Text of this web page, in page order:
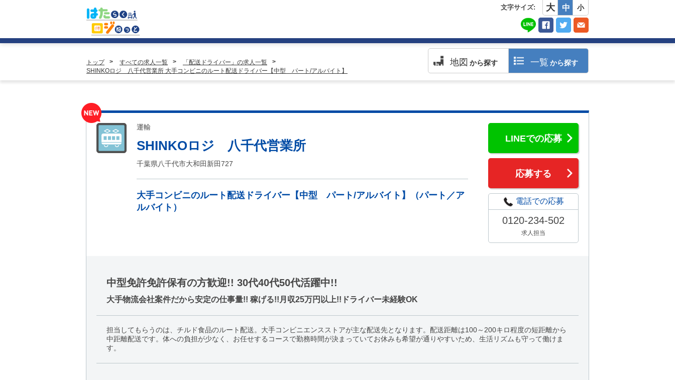
文字サイズ: 大 中 小
地図 から探す 一覧 から探す
トップ すべての求人一覧
「配送ドライバー」の求人一覧
SHINKOロジ 八千代営業所 大手コンビニのルート配送ドライバー【中型 パート/アルバイト】
運輸
SHINKOロジ 八千代営業所
千葉県八千代市大和田新田727
大手コンビニのルート配送ドライバー【中型 パート/アルバイト】（パート／ア
ルバイト）
LINEでの応募
応募する
電話での応募
0120-234-502
求人担当
中型免許免許保有の方歓迎!! 30代40代50代活躍中!!
大手物流会社案件だから安定の仕事量!! 稼げる!!月収25万円以上!!ドライバー未経験OK
担当してもらうのは、チルド食品のルート配送。大手コンビニエンスストアが主な配送先となります。配送距離は100～200キロ程度の短距離から
中距離配送です。体への負担が少なく、お任せするコースで勤務時間が決まっていてお休みも希望が通りやすいため、生活リズムも守って働けま
す。